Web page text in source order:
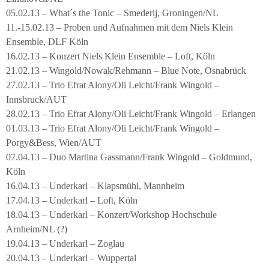
05.02.13 – What´s the Tonic – Smederij, Groningen/NL
11.-15.02.13 – Proben und Aufnahmen mit dem Niels Klein
Ensemble, DLF Köln
16.02.13 – Konzert Niels Klein Ensemble – Loft, Köln
21.02.13 – Wingold/Nowak/Rehmann – Blue Note, Osnabrück
27.02.13 – Trio Efrat Alony/Oli Leicht/Frank Wingold –
Innsbruck/AUT
28.02.13 – Trio Efrat Alony/Oli Leicht/Frank Wingold – Erlangen
01.03.13 – Trio Efrat Alony/Oli Leicht/Frank Wingold –
Porgy&Bess, Wien/AUT
07.04.13 – Duo Martina Gassmann/Frank Wingold – Goldmund,
Köln
16.04.13 – Underkarl – Klapsmühl, Mannheim
17.04.13 – Underkarl – Loft, Köln
18.04.13 – Underkarl – Konzert/Workshop Hochschule
Arnheim/NL (?)
19.04.13 – Underkarl – Zoglau
20.04.13 – Underkarl – Wuppertal